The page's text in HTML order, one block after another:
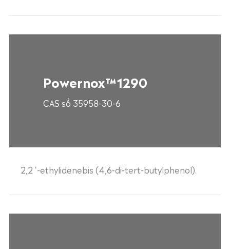
Powernox™1290
CAS số 35958-30-6
2,2 '-ethylidenebis (4,6-di-tert-butylphenol).